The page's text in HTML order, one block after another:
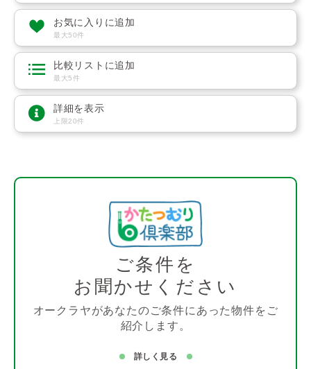
お気に入りに追加
最大50件
比較リストに追加
最大5件
詳細を表示
上限20件
ご条件を
お聞かせください
オークラヤがあなたのご条件にあった物件をご
紹介します。
詳しく見る